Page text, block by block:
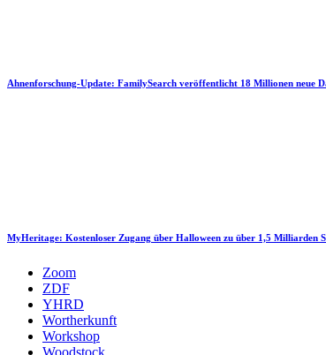
Ahnenforschung-Update: FamilySearch veröffentlicht 18 Millionen neue
MyHeritage: Kostenloser Zugang über Halloween zu über 1,5 Milliarden
Zoom
ZDF
YHRD
Wortherkunft
Workshop